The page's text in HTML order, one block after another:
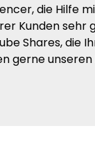
die Hilfe
Kunden
Shares,
gerne